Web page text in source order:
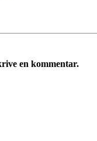
en kommentar.